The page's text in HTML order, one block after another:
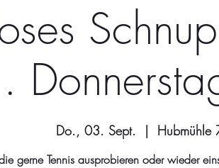
Do., 03. Sept.
  |
Hubmühle
gerne Tennis ausprobieren oder wieder